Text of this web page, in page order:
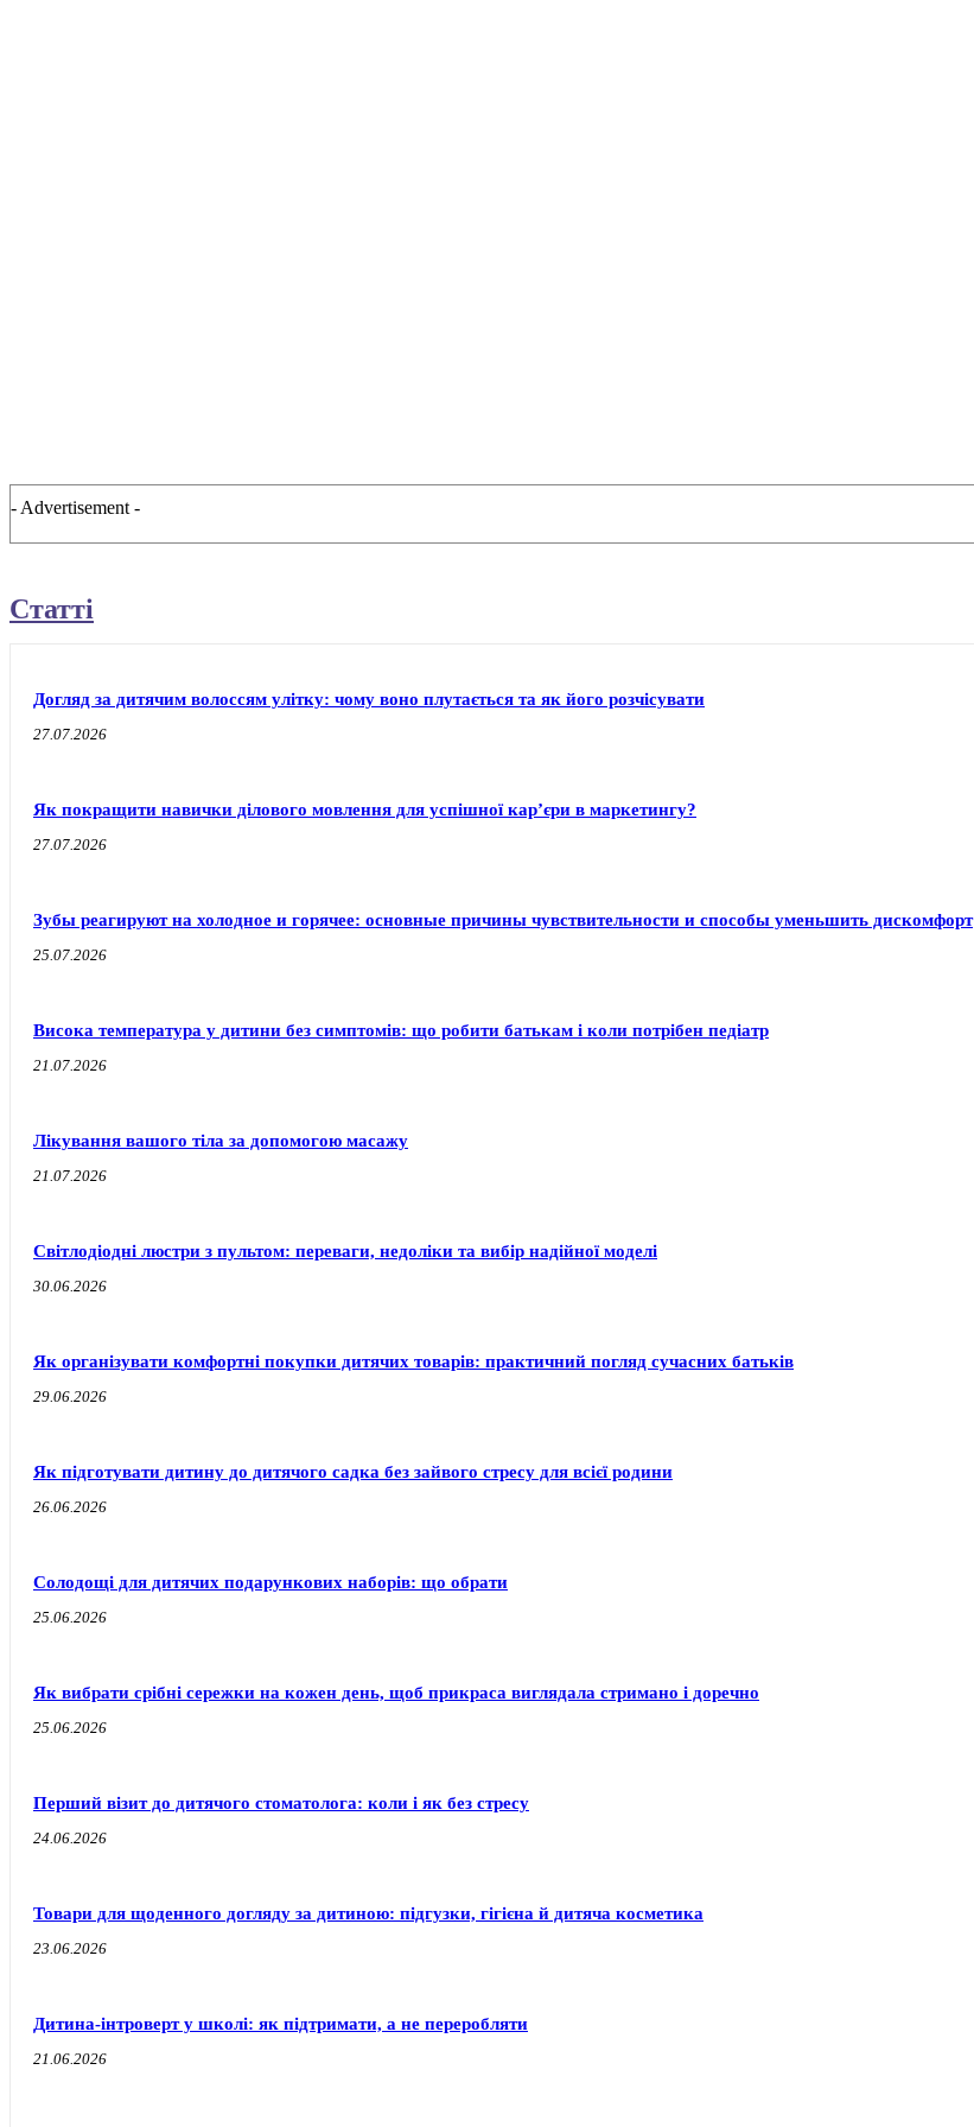
- Advertisement -
Статті
Догляд за дитячим волоссям улітку: чому воно плутається та як його розчісувати
27.07.2026
Як покращити навички ділового мовлення для успішної кар’єри в маркетингу?
27.07.2026
Зубы реагируют на холодное и горячее: основные причины чувствительности и способы уменьшить дискомфорт
25.07.2026
Висока температура у дитини без симптомів: що робити батькам і коли потрібен педіатр
21.07.2026
Лікування вашого тіла за допомогою масажу
21.07.2026
Світлодіодні люстри з пультом: переваги, недоліки та вибір надійної моделі
30.06.2026
Як організувати комфортні покупки дитячих товарів: практичний погляд сучасних батьків
29.06.2026
Як підготувати дитину до дитячого садка без зайвого стресу для всієї родини
26.06.2026
Солодощі для дитячих подарункових наборів: що обрати
25.06.2026
Як вибрати срібні сережки на кожен день, щоб прикраса виглядала стримано і доречно
25.06.2026
Перший візит до дитячого стоматолога: коли і як без стресу
24.06.2026
Товари для щоденного догляду за дитиною: підгузки, гігієна й дитяча косметика
23.06.2026
Дитина-інтроверт у школі: як підтримати, а не переробляти
21.06.2026